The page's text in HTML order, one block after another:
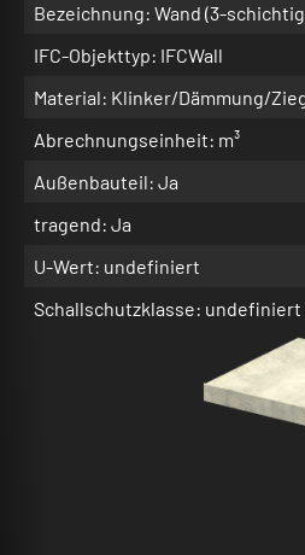
Bezeichnung: Wand (3-
IFC-Objekttyp: IFCWall
Material: Klinker/Dämmung/
Abrechnungseinheit: m³
Außenbauteil: Ja
tragend: Ja
U-Wert: undefiniert
Schallschutzklasse: undefiniert